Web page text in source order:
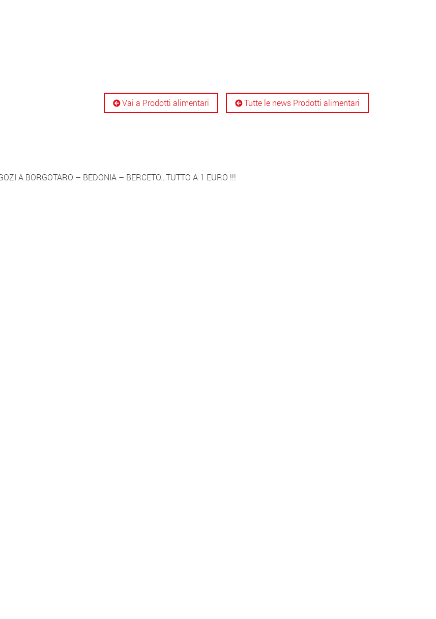
Tutte le news Prodotti alimentari
Vai a Prodotti alimentari
A BORGOTARO – BEDONIA – BERCETO…TUTTO A 1 EURO !!!